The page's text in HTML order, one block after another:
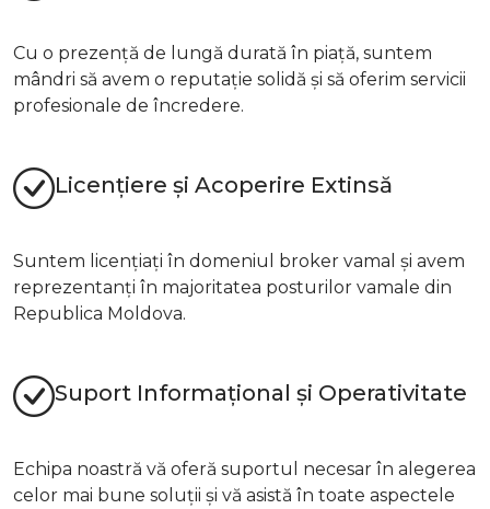
Cu o prezență de lungă durată în piață, suntem
mândri să avem o reputație solidă și să oferim servicii
profesionale de încredere.
Licențiere și Acoperire Extinsă
Suntem licențiați în domeniul broker vamal și avem
reprezentanți în majoritatea posturilor vamale din
Republica Moldova.
Suport Informațional și Operativitate
Echipa noastră vă oferă suportul necesar în alegerea
celor mai bune soluții și vă asistă în toate aspectele